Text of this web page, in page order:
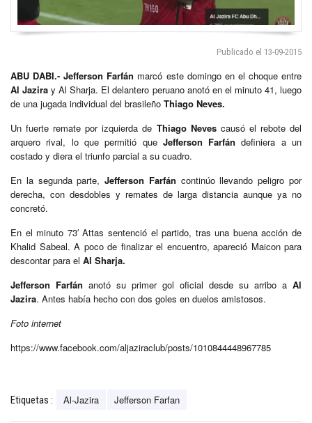
Publicado el 13-09-2015
ABU DABI.- Jefferson Farfán marcó este domingo en el choque entre
Al Jazira y Al Sharja. El delantero peruano anotó en el minuto 41, luego
de una jugada individual del brasileño Thiago Neves.
Un fuerte remate por izquierda de Thiago Nevescausó el rebote del
arquero rival, lo que permitió que Jefferson Farfán definiera a un
costado y diera el triunfo parcial a su cuadro.
En la segunda parte,Jefferson Farfán continúo llevando peligro por
derecha, con desdobles y remates de larga distancia aunque ya no
concretó.
En el minuto 73′ Attas sentenció el partido, tras una buena acción de
Khalid Sabeal. A poco de finalizar el encuentro, apareció Maicon para
descontar para el Al Sharja.
Jefferson Farfán anotó su primer gol oficial desde su arribo a Al
Jazira. Antes había hecho con dos goles en duelos amistosos.
Foto internet
https://www.facebook.com/aljaziraclub/posts/1010844448967785
Etiquetas : Al-Jazira Jefferson Farfan